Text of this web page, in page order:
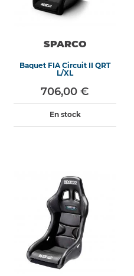
SPARCO
Baquet FIA Circuit II QRT
L/XL
706,00 €
En stock